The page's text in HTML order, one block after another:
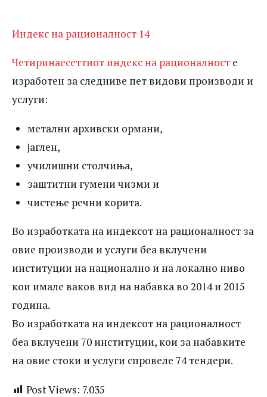
столчиња, заштитни гумени чизми и
на индексот на рационалност за овие
производи и услуги беа вклучени
ниво кои имале ваков вид на набавка во
2014 и 2015 година.Во изработката на
индексот на рационалност беа вклучени
70 институции, кои за набавките на овие
стоки и услуги спровеле 74 тендери.
Индекс на рационалност 14
Четиринаесеттиот индекс на рационалност е
изработен за следниве пет видови производи и
услуги:
метални архивски ормани,
јаглен,
училишни столчиња,
заштитни гумени чизми и
чистење речни корита.
Во изработката на индексот на рационалност за
овие производи и услуги беа вклучени
институции на национално и на локално ниво
кои имале ваков вид на набавка во 2014 и 2015
година.
Во изработката на индексот на рационалност
беа вклучени 70 институции, кои за набавките
на овие стоки и услуги спровеле 74 тендери.
Post Views: 7.035